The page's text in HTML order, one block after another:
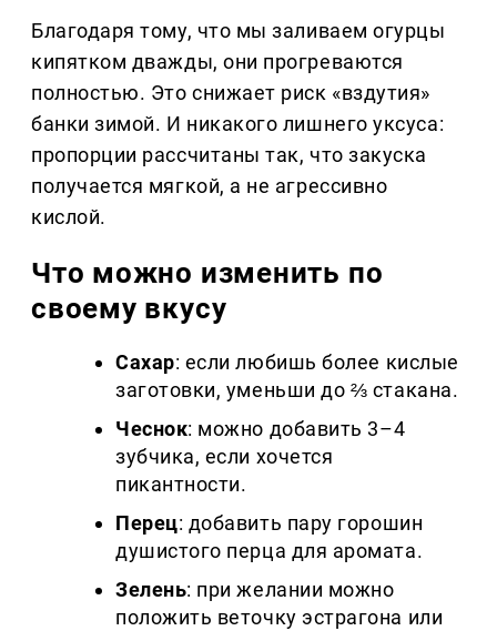
Благодаря тому, что мы заливаем огурцы
кипятком дважды, они прогреваются
полностью. Это снижает риск «вздутия»
банки зимой. И никакого лишнего уксуса:
пропорции рассчитаны так, что закуска
получается мягкой, а не агрессивно
кислой.
Что можно изменить по
своему вкусу
Сахар: если любишь более кислые
заготовки, уменьши до ⅔ стакана.
Чеснок: можно добавить 3–4
зубчика, если хочется
пикантности.
Перец: добавить пару горошин
душистого перца для аромата.
Зелень: при желании можно
положить веточку эстрагона или